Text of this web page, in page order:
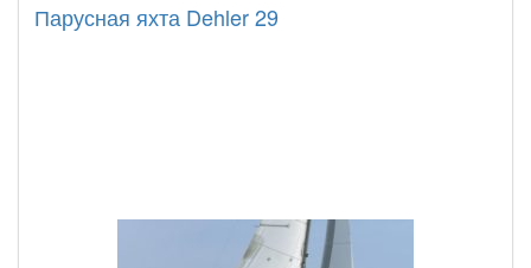
Парусная яхта Dehler 29